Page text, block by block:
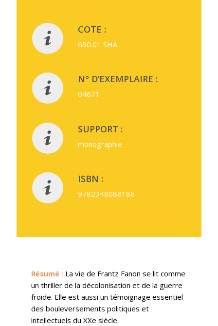
COTE :
630.01 SHA
N° D’EXEMPLAIRE :
04671
SUPPORT :
monographie
ISBN :
9782348088186
Résumé : La vie de Frantz Fanon se lit comme
un thriller de la décolonisation et de la guerre
froide. Elle est aussi un témoignage essentiel
des bouleversements politiques et
intellectuels du XXe siècle.